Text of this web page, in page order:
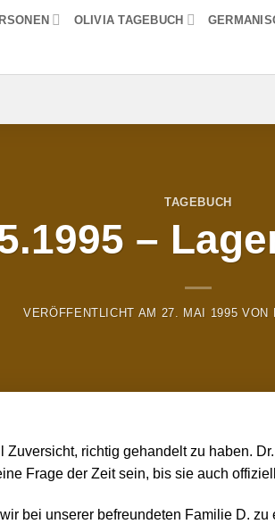
OLIVIA TAGEBUCH
TAGEBUCH
–
VERÖFFENTLICHT AM 27. MAI 1995 VON
Zuversicht, richtig gehandelt zu haben.
Frage der Zeit sein, bis sie auch
bei unserer befreundeten Familie D.